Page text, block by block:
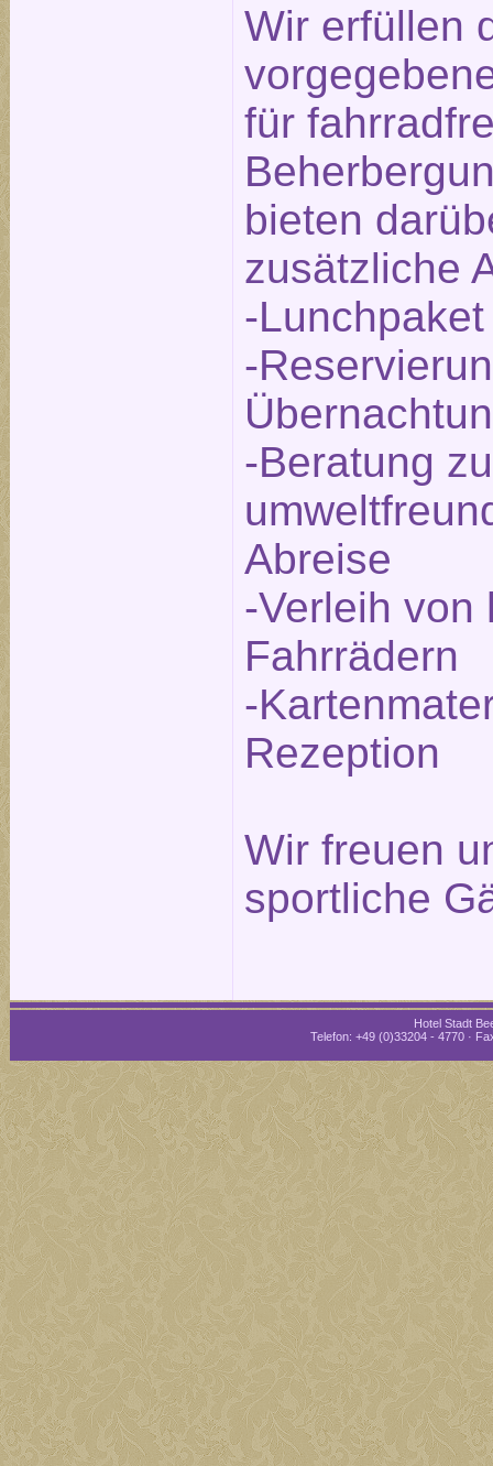
Wir erfüllen
für
bieten
zusätzliche
-
-
-Beratung
Abreise
-Verleih von
Fahrrädern
-
Rezeption
Wir freuen
sportliche
Hotel Stadt
Telefon: +49 (0)33204 - 4770 ·